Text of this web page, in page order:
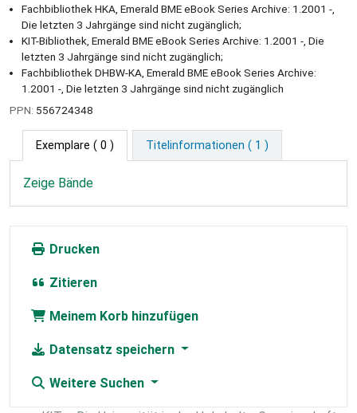
Fachbibliothek HKA, Emerald BME eBook Series Archive: 1.2001 -,
Die letzten 3 Jahrgänge sind nicht zugänglich;
KIT-Bibliothek, Emerald BME eBook Series Archive: 1.2001 -, Die
letzten 3 Jahrgänge sind nicht zugänglich;
Fachbibliothek DHBW-KA, Emerald BME eBook Series Archive:
1.2001 -, Die letzten 3 Jahrgänge sind nicht zugänglich
PPN: 556724348
Exemplare ( 0 ) Titelinformationen ( 1 )
Zeige Bände
Drucken
Zitieren
Meinem Korb hinzufügen
Datensatz speichern
Weitere Suchen